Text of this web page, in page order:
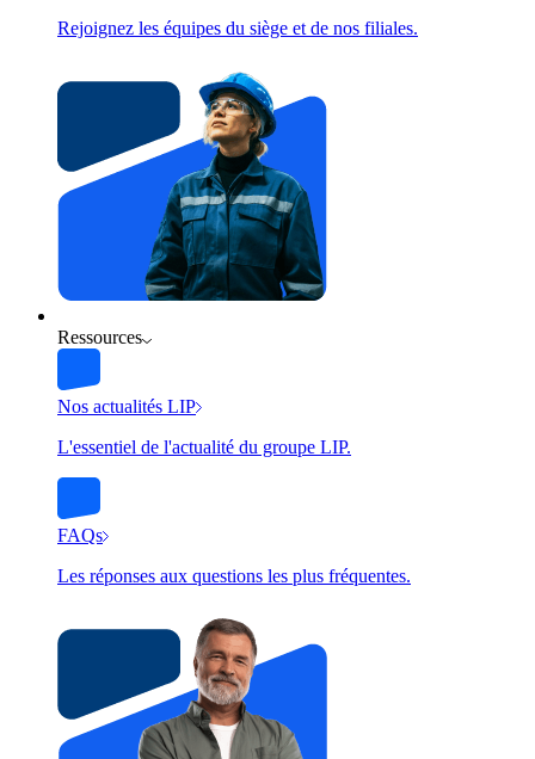
Rejoignez les équipes du siège et de nos filiales.
Ressources
Nos actualités LIP
L'essentiel de l'actualité du groupe LIP.
FAQs
Les réponses aux questions les plus fréquentes.